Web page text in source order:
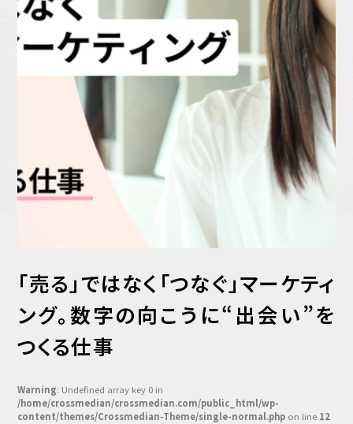
シンカケイコウホウ
バックオフィス
その他
ビジネス・ブック・アカデミー
業界ビジネス
CMGNOW!
プロフェッショナル対談
ビジネスアスリートのための
その他
ラジオ
Podcast番組
「ビジネス・ブック・アカデミー」
Podcast番組
Podcast番組
「東京広報大学」
「売る」ではなく「つなぐ」マーケティ
ング。数字の向こうに“出会い”を
つくる仕事
Warning: Undefined array key 0 in
/home/crossmedian/crossmedian.com/public_html/wp-
content/themes/Crossmedian-Theme/single-normal.php on line 12